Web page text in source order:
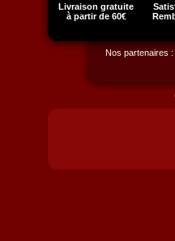
Livraison gratuite
à partir de 60€
Nos partenaires :